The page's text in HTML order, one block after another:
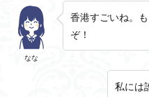
なな
香港すごいね。
ぞ！
私には